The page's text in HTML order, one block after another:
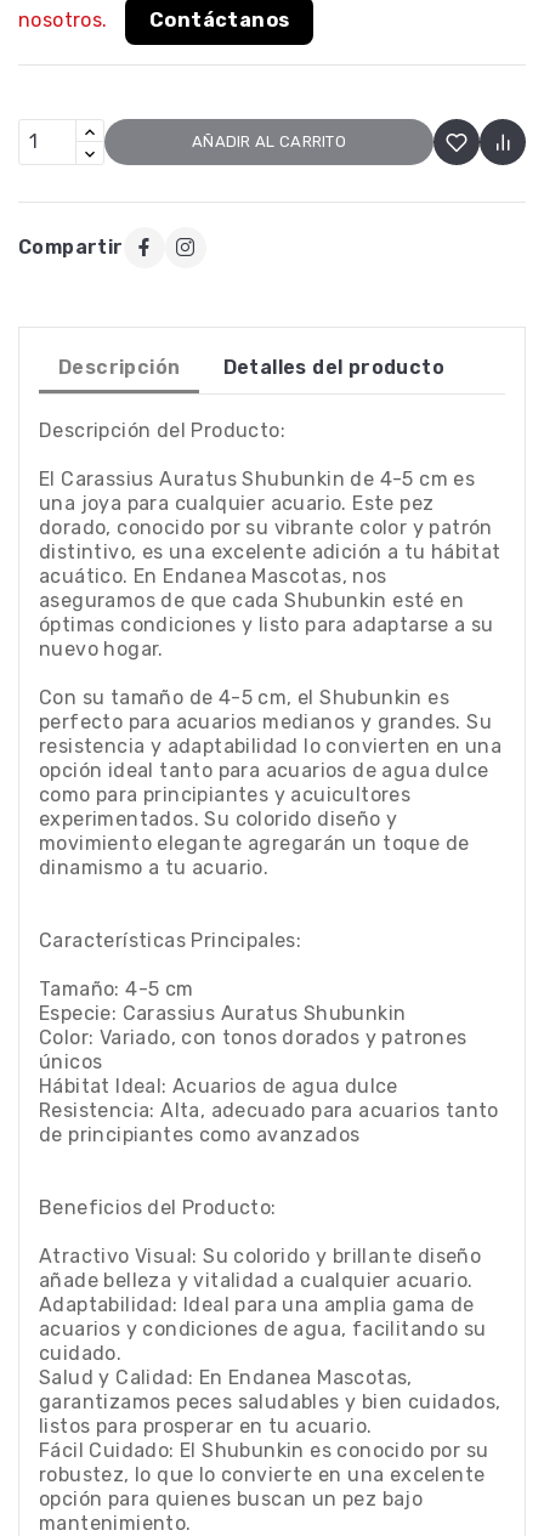
nosotros.
Contáctanos
AÑADIR AL CARRITO
Compartir
Descripción Detalles del producto
Descripción del Producto:
El Carassius Auratus Shubunkin de 4-5 cm es
una joya para cualquier acuario. Este pez
dorado, conocido por su vibrante color y patrón
distintivo, es una excelente adición a tu hábitat
acuático. En Endanea Mascotas, nos
aseguramos de que cada Shubunkin esté en
óptimas condiciones y listo para adaptarse a su
nuevo hogar.
Con su tamaño de 4-5 cm, el Shubunkin es
perfecto para acuarios medianos y grandes. Su
resistencia y adaptabilidad lo convierten en una
opción ideal tanto para acuarios de agua dulce
como para principiantes y acuicultores
experimentados. Su colorido diseño y
movimiento elegante agregarán un toque de
dinamismo a tu acuario.
Características Principales:
Tamaño: 4-5 cm
Especie: Carassius Auratus Shubunkin
Color: Variado, con tonos dorados y patrones
únicos
Hábitat Ideal: Acuarios de agua dulce
Resistencia: Alta, adecuado para acuarios tanto
de principiantes como avanzados
Beneficios del Producto:
Atractivo Visual: Su colorido y brillante diseño
añade belleza y vitalidad a cualquier acuario.
Adaptabilidad: Ideal para una amplia gama de
acuarios y condiciones de agua, facilitando su
cuidado.
Salud y Calidad: En Endanea Mascotas,
garantizamos peces saludables y bien cuidados,
listos para prosperar en tu acuario.
Fácil Cuidado: El Shubunkin es conocido por su
robustez, lo que lo convierte en una excelente
opción para quienes buscan un pez bajo
mantenimiento.